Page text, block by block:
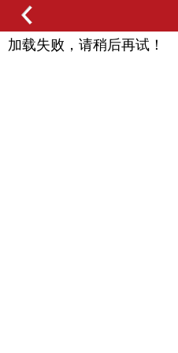
加载失败，请稍后再试！